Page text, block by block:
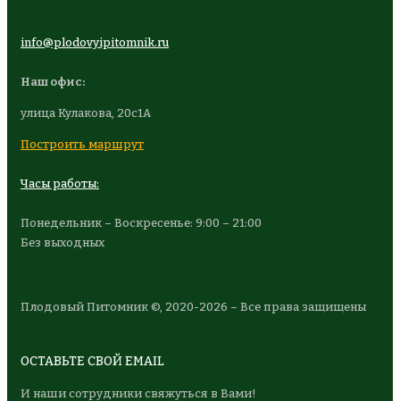
info@plodovyipitomnik.ru
Наш офис:
улица Кулакова, 20с1А
Построить маршрут
Часы работы:
Понедельник – Воскресенье: 9:00 – 21:00
Без выходных
Плодовый Питомник ©, 2020-2026 – Все права защищены
ОСТАВЬТЕ СВОЙ EMAIL
И наши сотрудники свяжуться в Вами!